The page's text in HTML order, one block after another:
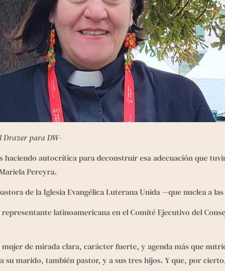
Drazer para DW-
haciendo autocrítica para deconstruir esa adecuación que
Pereyra.
de la Iglesia Evangélica Luterana Unida —que nuclea a
representante latinoamericana en el Comité Ejecutivo del
mujer de mirada clara, carácter fuerte, y agenda más que
su marido, también pastor, y a sus tres hijos. Y que, por